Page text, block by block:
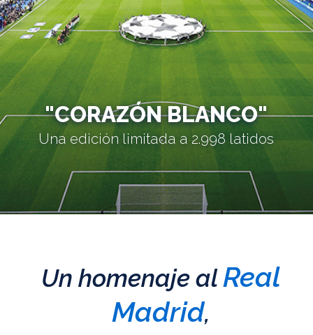
"CORAZÓN BLANCO"
Una edición limitada a 2.998 latidos
Un homenaje alReal
Madrid,